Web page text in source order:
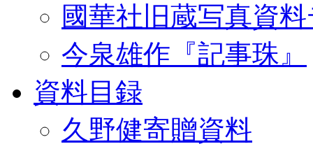
國華社旧蔵写真資
今泉雄作『記事珠』
資料目録
久野健寄贈資料